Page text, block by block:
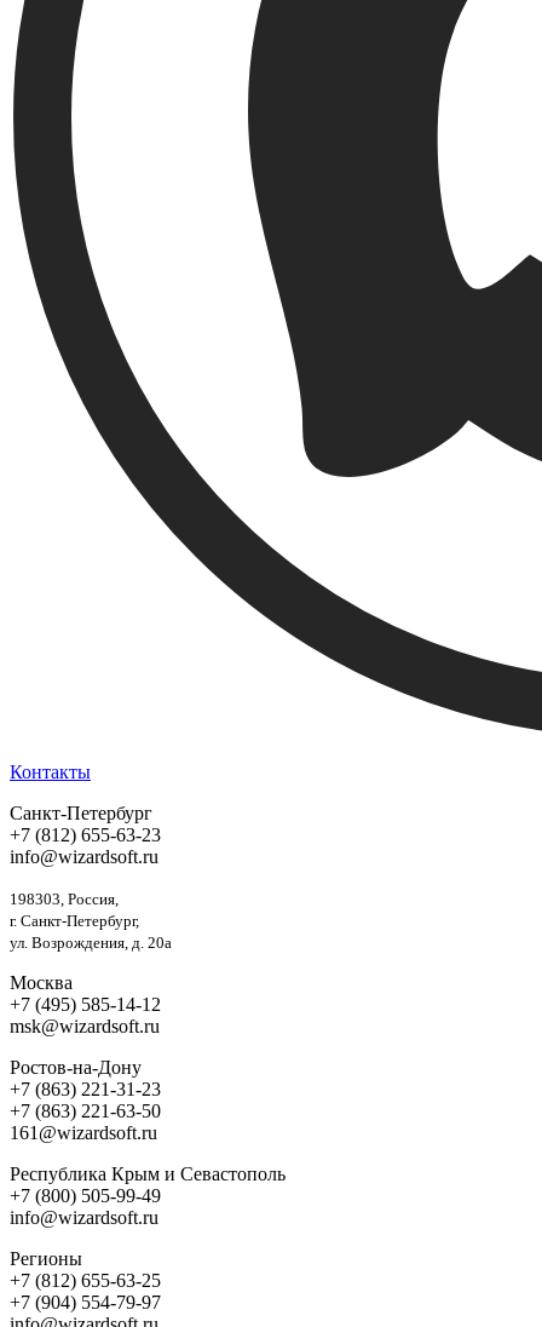
Контакты
Санкт-Петербург
+7 (812) 655-63-23
info@wizardsoft.ru
198303, Россия,
г. Санкт-Петербург,
ул. Возрождения, д. 20а
Москва
+7 (495) 585-14-12
msk@wizardsoft.ru
Ростов-на-Дону
+7 (863) 221-31-23
+7 (863) 221-63-50
161@wizardsoft.ru
Республика Крым и Севастополь
+7 (800) 505-99-49
info@wizardsoft.ru
Регионы
+7 (812) 655-63-25
+7 (904) 554-79-97